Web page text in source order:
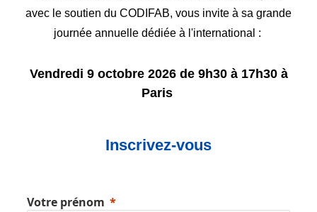
avec le soutien du CODIFAB, vous invite à sa grande
journée annuelle dédiée à l'international :
Vendredi 9 octobre 2026 de 9h30 à 17h30 à
Paris
Inscrivez-vous
Votre prénom